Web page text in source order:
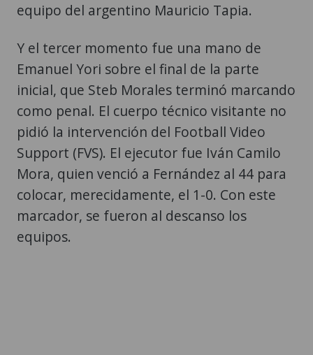
equipo del argentino Mauricio Tapia.
Y el tercer momento fue una mano de
Emanuel Yori sobre el final de la parte
inicial, que Steb Morales terminó marcando
como penal. El cuerpo técnico visitante no
pidió la intervención del Football Video
Support (FVS). El ejecutor fue Iván Camilo
Mora, quien venció a Fernández al 44 para
colocar, merecidamente, el 1-0. Con este
marcador, se fueron al descanso los
equipos.